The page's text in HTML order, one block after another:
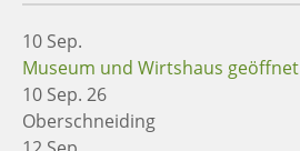
10 Sep.
Museum und Wirtshaus geöffnet
10 Sep. 26
Oberschneiding